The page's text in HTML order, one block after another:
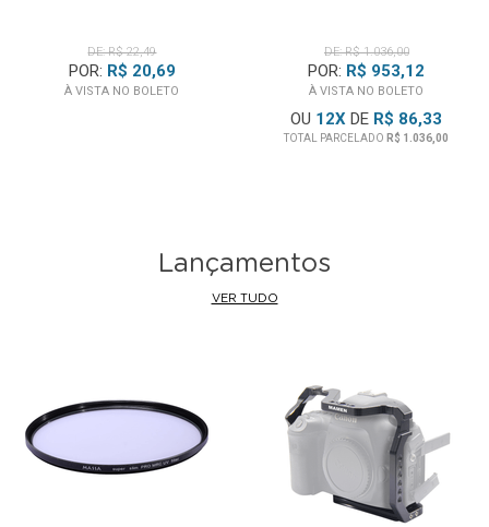
DE: R$ 22,49
POR: R$ 20,69
À VISTA NO BOLETO
DE: R$ 1.036,00
POR: R$ 953,12
À VISTA NO BOLETO
OU 12X DE R$ 86,33
TOTAL PARCELADO R$ 1.036,00
Lançamentos
VER TUDO